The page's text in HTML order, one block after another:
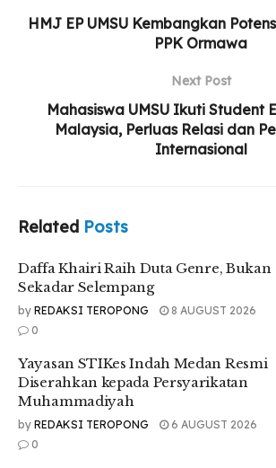
HMJ EP UMSU Kembangkan
PPK Ormawa
Next Post
Mahasiswa UMSU Ikuti Student
Malaysia, Perluas Relasi dan
Internasional
Related Posts
Daffa Khairi Raih Duta Genre, Bukan
Sekadar Selempang
by REDAKSI TEROPONG
8 AUGUST 2026
0
Yayasan STIKes Indah Medan Resmi
Diserahkan kepada Persyarikatan
Muhammadiyah
by REDAKSI TEROPONG
6 AUGUST 2026
0